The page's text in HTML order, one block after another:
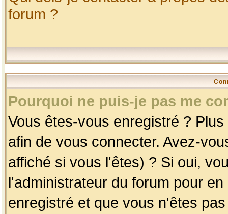
forum ?
Pourquoi ne puis-je pas me
Vous êtes-vous enregistré ?
afin de vous connecter. Avez-
affiché si vous l'êtes) ? Si oui,
l'administrateur du forum pour
enregistré et que vous n'êtes